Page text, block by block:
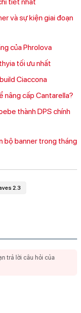
tiết nhất
và sự kiện giai đoạn
của Phrolova
tối ưu nhất
Ciaccona
nâng cấp Cantarella?
thành DPS chính
bộ banner trong tháng
2.3